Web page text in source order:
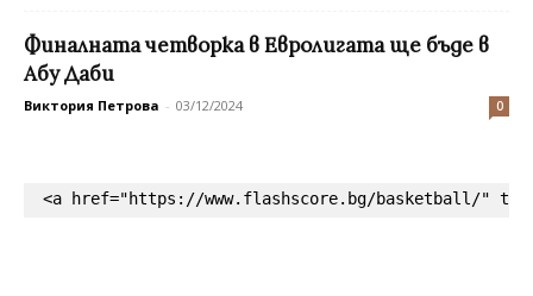
Финалната четворка в Евролигата ще бъде в
Абу Даби
Виктория Петрова - 03/12/2024 0
<a href="https://www.flashscore.bg/basketball/"